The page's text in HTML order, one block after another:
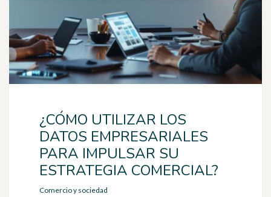
¿CÓMO UTILIZAR LOS
DATOS EMPRESARIALES
PARA IMPULSAR SU
ESTRATEGIA COMERCIAL?
Comercio y sociedad